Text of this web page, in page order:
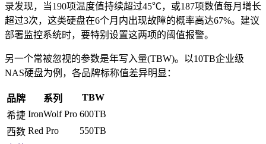
录发现，当190项温度值持续超过45℃，或187项数值每月增长
超过3次，这类硬盘在6个月内出现故障的概率高达67%。建议
部署监控系统时，要特别设置这两项的阈值报警。
另一个常被忽视的参数是年写入量(TBW)。以10TB企业级
NAS硬盘为例，各品牌标称值差异明显：
品牌 系列
TBW
希捷 IronWolf Pro 600TB
西数 Red Pro
550TB